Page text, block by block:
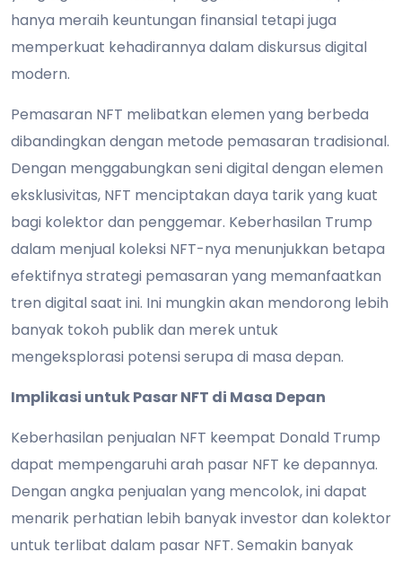
hanya meraih keuntungan finansial tetapi juga
memperkuat kehadirannya dalam diskursus digital
modern.
Pemasaran NFT melibatkan elemen yang berbeda
dibandingkan dengan metode pemasaran tradisional.
Dengan menggabungkan seni digital dengan elemen
eksklusivitas, NFT menciptakan daya tarik yang kuat
bagi kolektor dan penggemar. Keberhasilan Trump
dalam menjual koleksi NFT-nya menunjukkan betapa
efektifnya strategi pemasaran yang memanfaatkan
tren digital saat ini. Ini mungkin akan mendorong lebih
banyak tokoh publik dan merek untuk
mengeksplorasi potensi serupa di masa depan.
Implikasi untuk Pasar NFT di Masa Depan
Keberhasilan penjualan NFT keempat Donald Trump
dapat mempengaruhi arah pasar NFT ke depannya.
Dengan angka penjualan yang mencolok, ini dapat
menarik perhatian lebih banyak investor dan kolektor
untuk terlibat dalam pasar NFT. Semakin banyak